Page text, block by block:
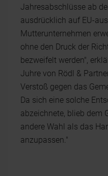
Jahresabschlüsse ab
ausdrücklich auf EU-
Mutterunternehmen
ohne den Druck der
bezweifelt werden",
Juhre von Rödl &
Verstoß gegen das
Da sich eine solche
abzeichnete, blieb dem
andere Wahl als das
anzupassen."